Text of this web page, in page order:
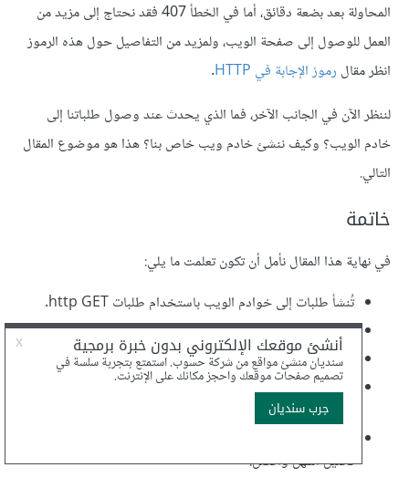
المحاولة بعد بضعة دقائق، أما في الخطأ 407 فقد نحتاج إلى مزيد من
العمل للوصول إلى صفحة الويب، ولمزيد من التفاصيل حول هذه الرموز
انظر مقال رموز الإجابة في HTTP
.
لننظر الآن في الجانب الآخر، فما الذي يحدث عند وصول طلباتنا إلى
خادم الويب؟ وكيف ننشئ خادم ويب خاص بنا؟ هذا هو موضوع المقال
التالي.
خاتمة
في نهاية هذا المقال نأمل أن تكون تعلمت ما يلي:
تُنشأ طلبات إلى خوادم الويب باستخدام طلبات http GET.
يرد خادم الويب بمستند HTML.
نحتاج إلى تحليل HTML لاستخراج البيانات المطلوبة.
توفر بايثون عدة وحدات للتحليل، وأبسطها وحدة
html.parser
تحليل أسهل وأفضل.